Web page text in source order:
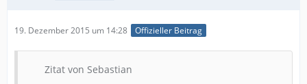
19. Dezember 2015 um 14:28 Offizieller Beitrag
Zitat von Sebastian